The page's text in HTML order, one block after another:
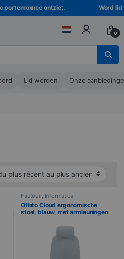
ontziet. Word lid
0
Lid worden Onze
récent au plus ancien
Fauteuil, Informatica
Ofinto Cloud ergonomische
stoel, blauw, met armleuningen